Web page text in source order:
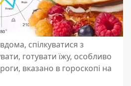
спілкуватися з
готувати їжу, особливо
вказано в гороскопі на